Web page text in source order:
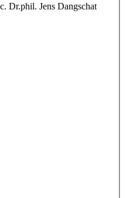
Dr.phil. Jens Dangschat